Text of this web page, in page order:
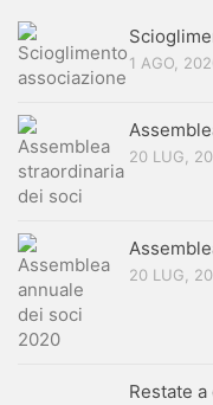
1 AGO,
20 LUG,
20 LUG,
Restate a